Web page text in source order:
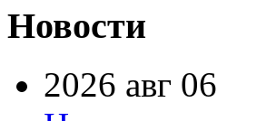
Новости
2026 авг 06